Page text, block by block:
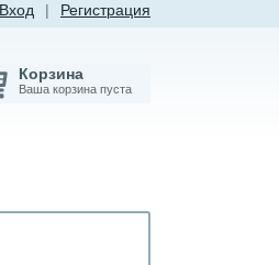
Вход Регистрация
Корзина
Ваша корзина пуста